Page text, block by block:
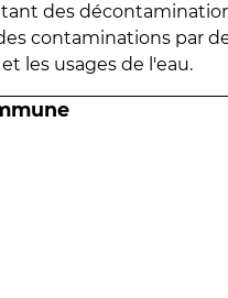
des
contaminations par
les usages de l'eau.